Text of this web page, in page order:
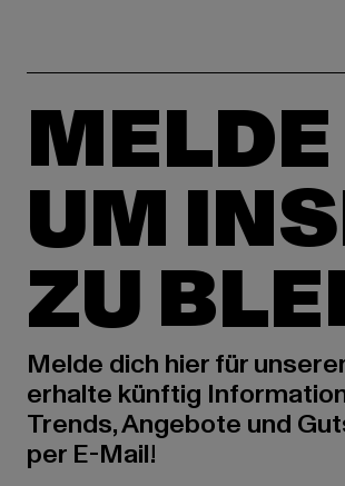
UM
ZU
Melde dich hier für
erhalte künftig
Trends, Angebote und
per E-Mail!